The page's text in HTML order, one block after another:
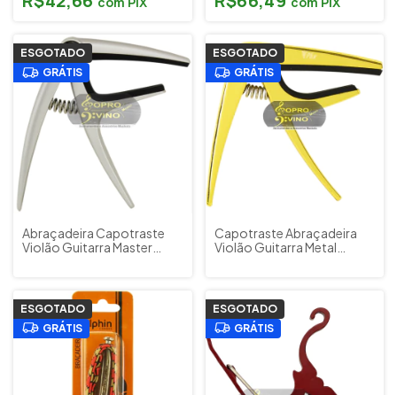
ESGOTADO
GRÁTIS
Abraçadeira Capotraste
Violão Guitarra Master
ESGOTADO
GRÁTIS
Capotraste Abraçadeira
Violão Guitarra Metal
ESGOTADO
GRÁTIS
ESGOTADO
GRÁTIS